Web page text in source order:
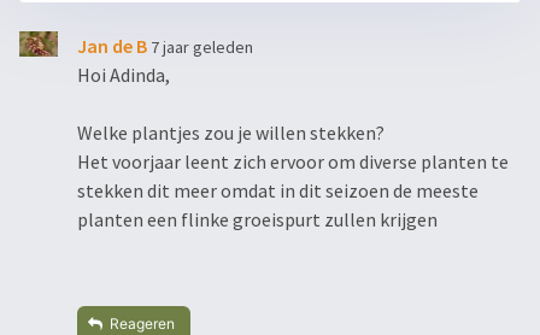
Jan de B 7 jaar geleden
Hoi Adinda,
Welke plantjes zou je willen stekken?
Het voorjaar leent zich ervoor om diverse planten te
stekken dit meer omdat in dit seizoen de meeste
planten een flinke groeispurt zullen krijgen
Reageren